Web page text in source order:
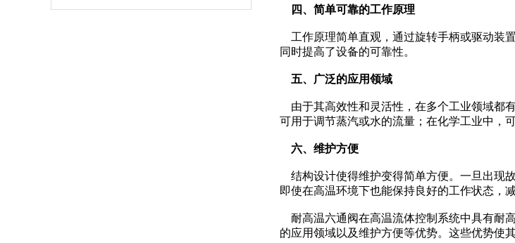
色谱稳压阀 四、简单可靠的工作原理
工作原理简单直观，通过旋转手柄或驱动装
同时提高了设备的可靠性。
五、广泛的应用领域
由于其高效性和灵活性，在多个工业领域都
可用于调节蒸汽或水的流量；在化学工业中，
六、维护方便
结构设计使得维护变得简单方便。一旦出现
即使在高温环境下也能保持良好的工作状态，
耐高温六通阀在高温流体控制系统中具有耐
的应用领域以及维护方便等优势。这些优势使